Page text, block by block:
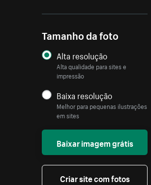
Tamanho da foto
Alta resolução
Alta qualidade para sites e
impressão
Baixa resolução
Melhor para pequenas ilustrações
em sites
Baixar imagem grátis
Criar site com fotos